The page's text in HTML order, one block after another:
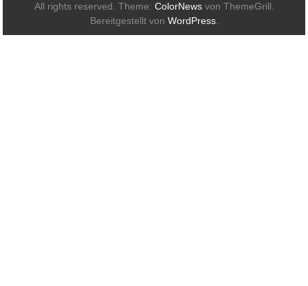
All rights reserved. Theme: ColorNewsvon ThemeGrill.
Bereitgestellt von WordPress.